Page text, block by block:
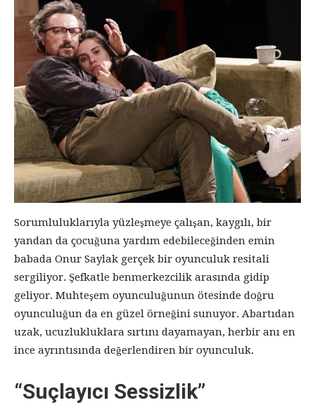
Sorumluluklarıyla yüzleşmeye çalışan, kaygılı, bir
yandan da çocuğuna yardım edebileceğinden emin
babada Onur Saylak gerçek bir oyunculuk resitali
sergiliyor. Şefkatle benmerkezcilik arasında gidip
geliyor. Muhteşem oyunculuğunun ötesinde doğru
oyunculuğun da en güzel örneğini sunuyor. Abartıdan
uzak, ucuzlukluklara sırtını dayamayan, herbir anı en
ince ayrıntısında değerlendiren bir oyunculuk.
“Suçlayıcı Sessizlik”